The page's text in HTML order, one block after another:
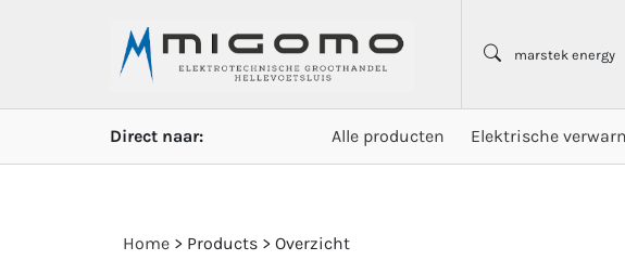
Direct naar: Alle producten Elektrische
Home > Products > Overzicht